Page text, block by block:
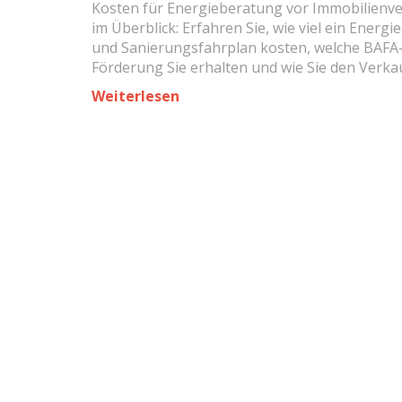
2026
Kosten für Energieberatung vor
im Überblick: Erfahren Sie, wie viel ein
und Sanierungsfahrplan kosten, welche BAFA-
Förderung Sie erhalten und wie Sie den
steigern.
Weiterlesen